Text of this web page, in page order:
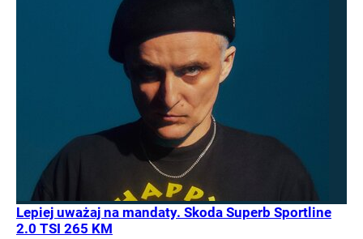
Lepiej uważaj na mandaty. Skoda Superb Sportline
2.0 TSI 265 KM